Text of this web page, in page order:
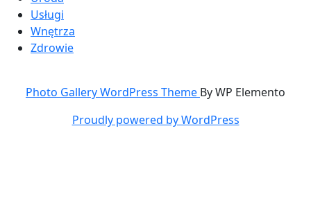
Usługi
Wnętrza
Zdrowie
Photo Gallery WordPress Theme By WP Elemento
Proudly powered by WordPress